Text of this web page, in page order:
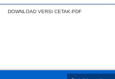
DOWNLOAD VERSI CETAK-PDF